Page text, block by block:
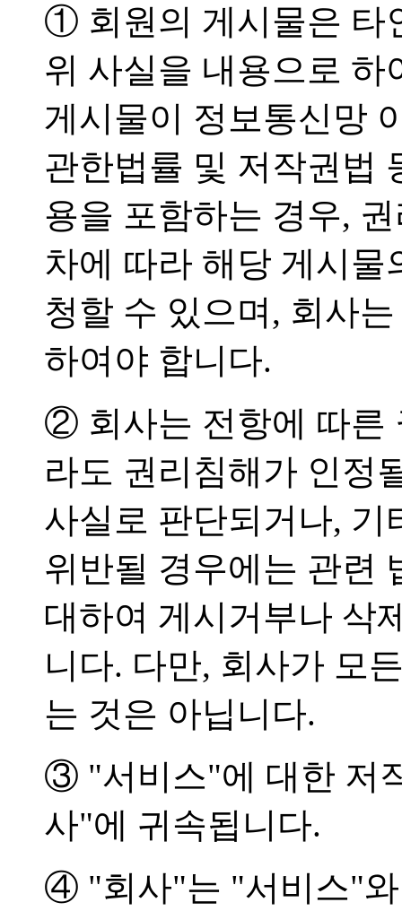
① 회원의 게시물은 타
위 사실을 내용으로
게시물이 정보통신망
관한법률 및 저작권법
용을 포함하는 경우,
차에 따라 해당 게시물
청할 수 있으며, 회사
하여야 합니다.
② 회사는 전항에 따른
라도 권리침해가 인정
사실로 판단되거나, 기
위반될 경우에는 관련
대하여 게시거부나 삭
니다. 다만, 회사가 모
는 것은 아닙니다.
③ "서비스"에 대한 저
사"에 귀속됩니다.
④ "회사"는 "서비스"